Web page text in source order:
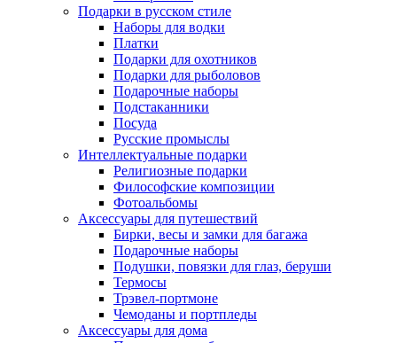
Подарки в русском стиле
Наборы для водки
Платки
Подарки для охотников
Подарки для рыболовов
Подарочные наборы
Подстаканники
Посуда
Русские промыслы
Интеллектуальные подарки
Религиозные подарки
Философские композиции
Фотоальбомы
Аксессуары для путешествий
Бирки, весы и замки для багажа
Подарочные наборы
Подушки, повязки для глаз, беруши
Термосы
Трэвел-портмоне
Чемоданы и портпледы
Аксессуары для дома